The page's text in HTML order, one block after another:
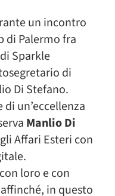
un incontro
di Palermo fra
Sparkle
di
Di Stefano.
un’eccellenza
Manlio Di
Affari Esteri con
loro e con
in questo